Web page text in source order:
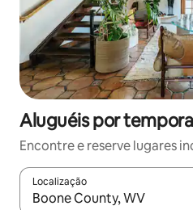
Aluguéis por
Encontre e reserve lugares
Localização
Quando os resultados